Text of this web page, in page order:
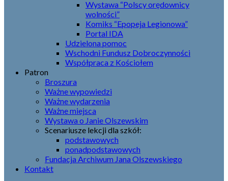
Wystawa “Polscy orędownicy
wolności”
Komiks “Epopeja Legionowa”
Portal IDA
Udzielona pomoc
Wschodni Fundusz Dobroczynności
Współpraca z Kościołem
Patron
Broszura
Ważne wypowiedzi
Ważne wydarzenia
Ważne miejsca
Wystawa o Janie Olszewskim
Scenariusze lekcji dla szkół:
podstawowych
ponadpodstawowych
Fundacja Archiwum Jana Olszewskiego
Kontakt